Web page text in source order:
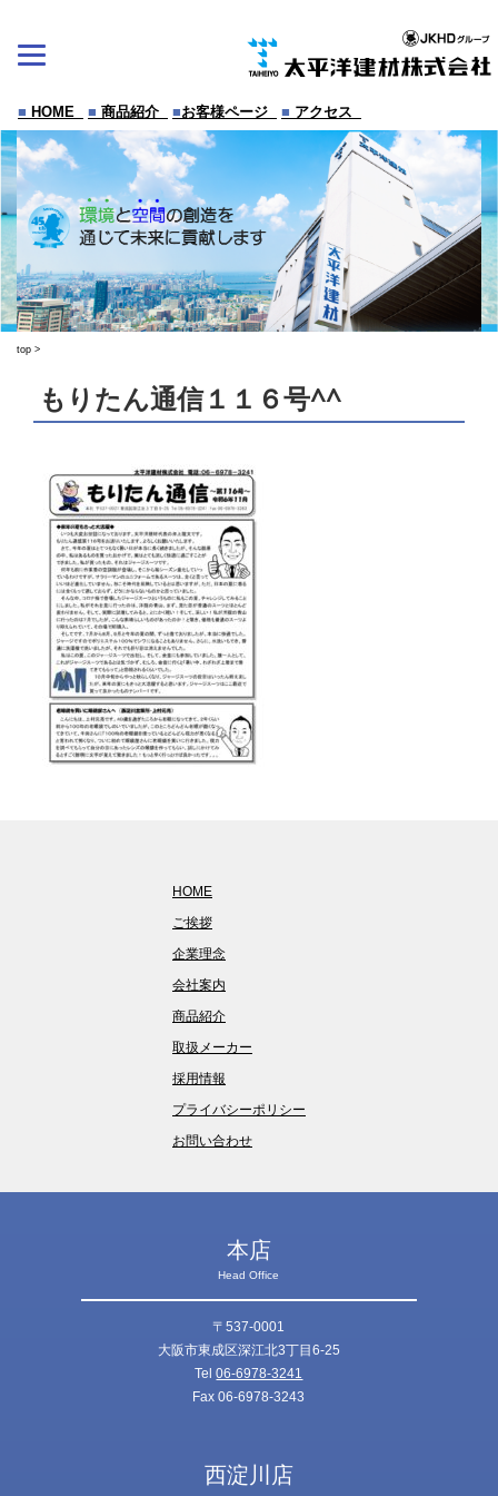
content
■ HOME ■ 商品紹介 ■お客様ページ ■ アクセス
top >
もりたん通信１１６号^^
HOME
ご挨拶
企業理念
会社案内
商品紹介
取扱メーカー
採用情報
プライバシーポリシー
お問い合わせ
本店
Head Office
〒537-0001
大阪市東成区深江北3丁目6-25
Tel06-6978-3241
Fax 06-6978-3243
西淀川店